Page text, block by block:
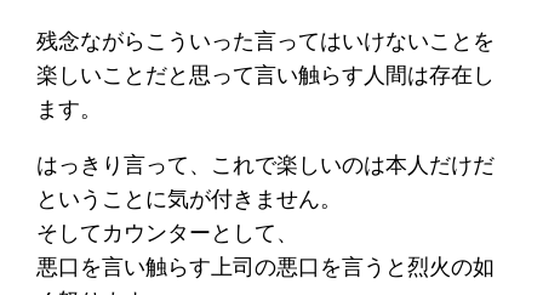
残念ながらこういった言ってはいけないことを
楽しいことだと思って言い触らす人間は存在し
ます。
はっきり言って、これで楽しいのは本人だけだ
ということに気が付きません。
そしてカウンターとして、
悪口を言い触らす上司の悪口を言うと烈火の如